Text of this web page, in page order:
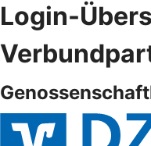
Login-